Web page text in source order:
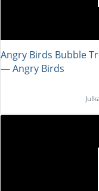
Angry Birds Bubble
― Angry Birds